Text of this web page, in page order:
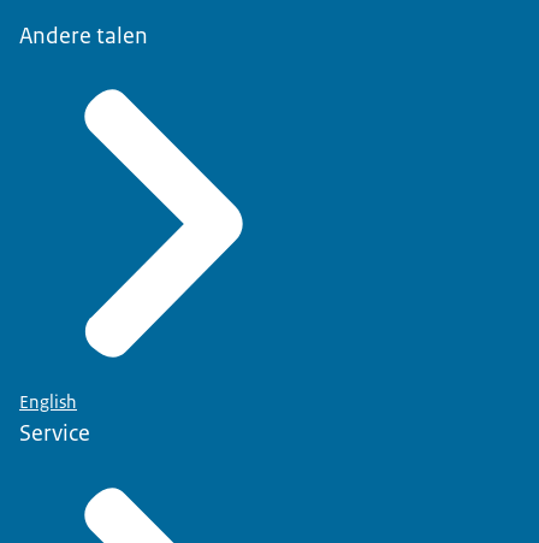
Andere talen
English
Service